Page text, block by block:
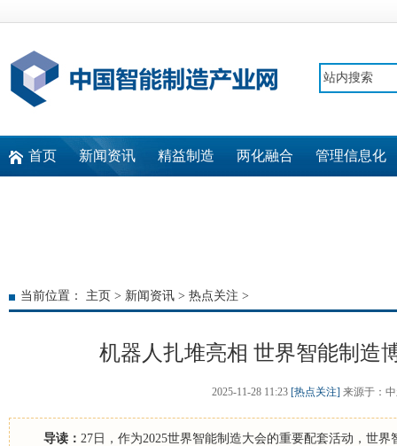
首页 新闻资讯 精益制造 两化融合 管理信息化
当前位置： 主页 > 新闻资讯 > 热点关注 >
机器人扎堆亮相 世界智能制造
2025-11-28 11:23 [热点关注] 来源于：
导读： 27日，作为2025世界智能制造大会的重要配套活动，世